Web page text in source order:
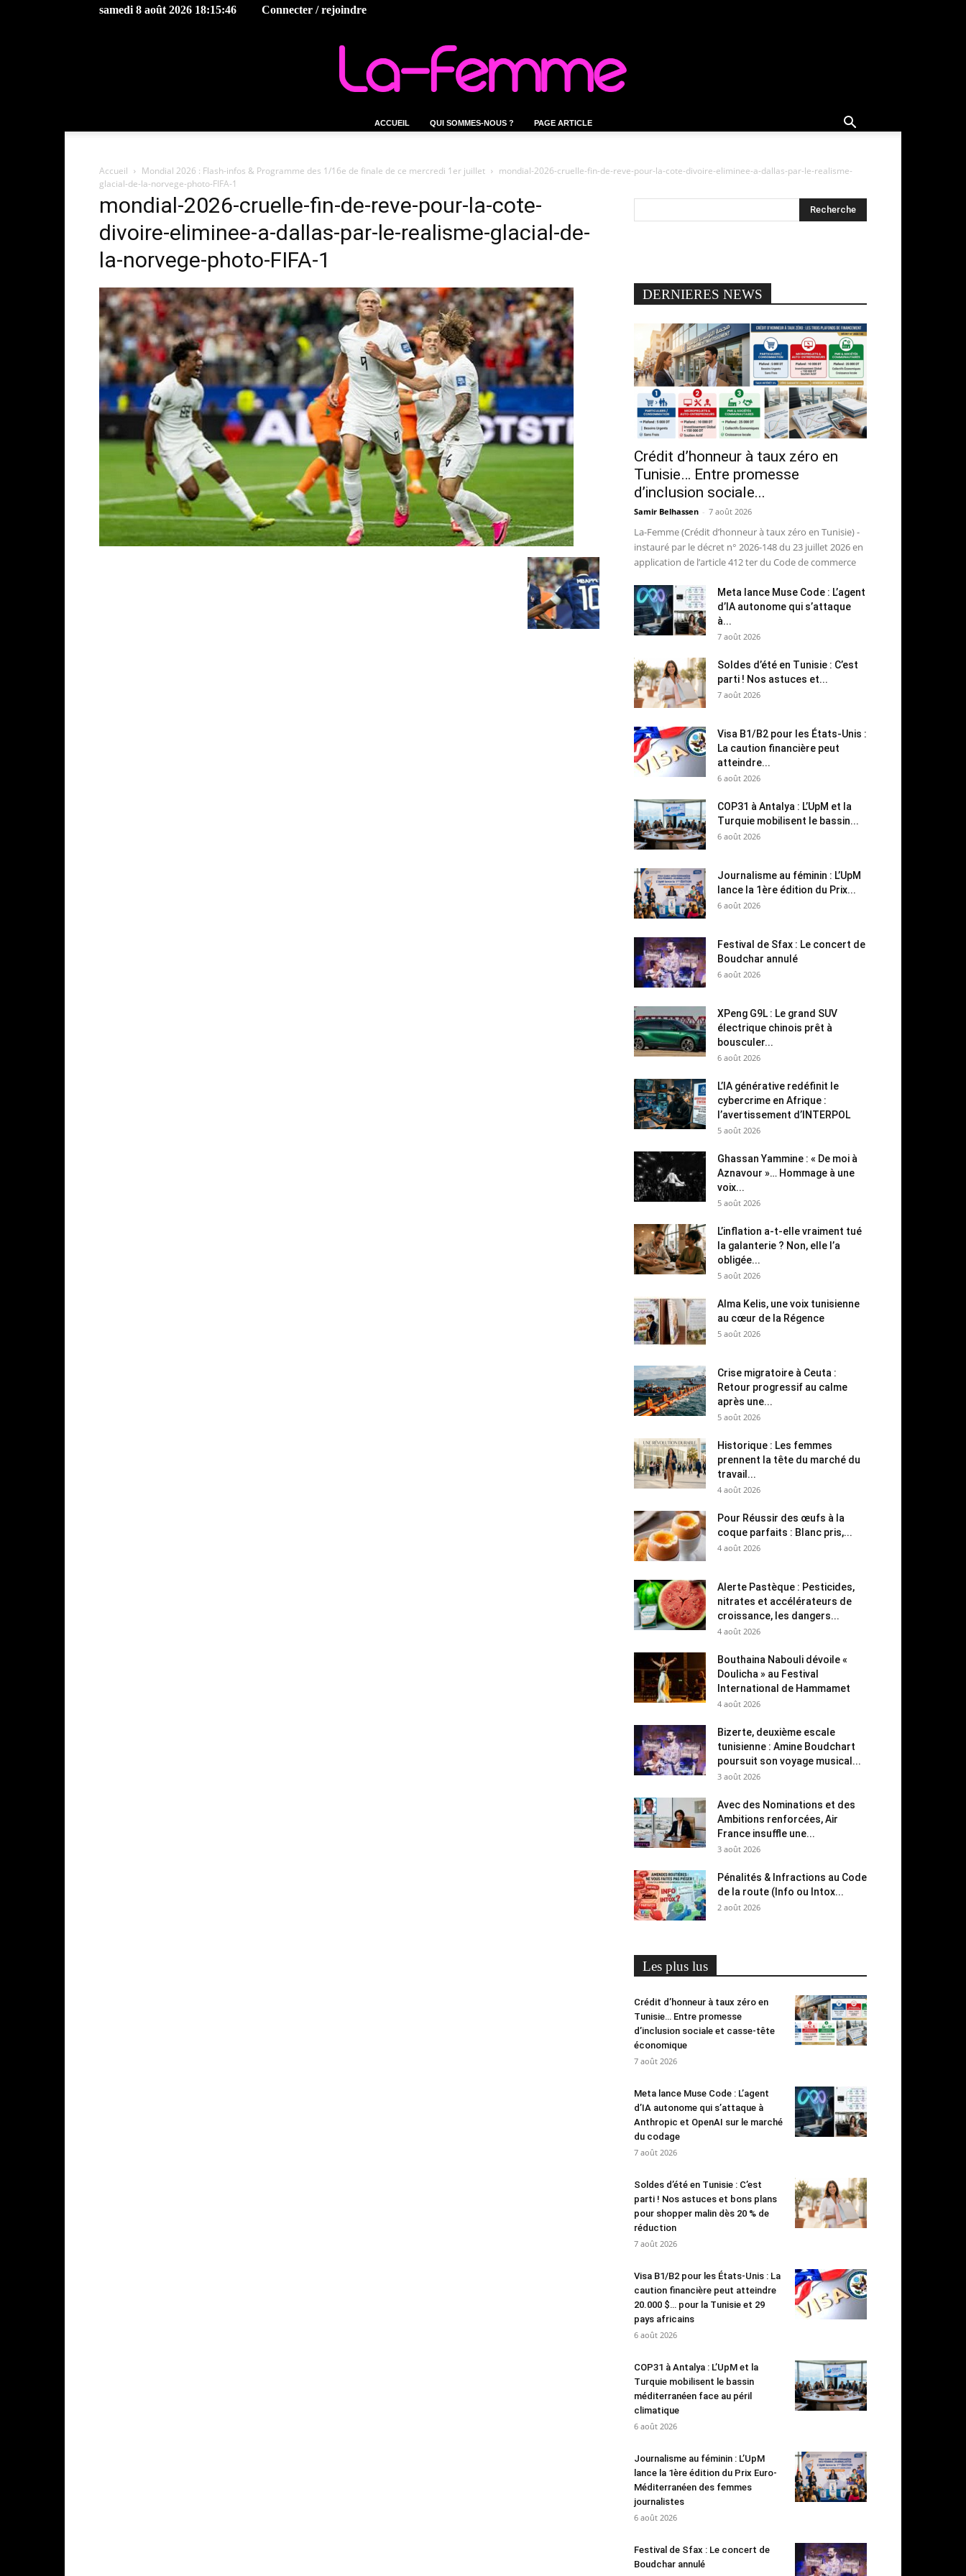
samedi 8 août 2026 18:15:46 Connecter / rejoindre
femme.tn
ACCUEIL QUI SOMMES-NOUS ? PAGE ARTICLE
Accueil Mondial 2026 : Flash-infos & Programme des 1/16e de finale de ce mercredi 1er juillet
mondial-2026-cruelle-fin-de-reve-pour-la-cote-divoire-eliminee-a-dallas-par-le-realisme-
glacial-de-la-norvege-photo-FIFA-1
mondial-2026-cruelle-fin-de-reve-pour-la-cote-
divoire-eliminee-a-dallas-par-le-realisme-glacial-de-
la-norvege-photo-FIFA-1
DERNIERES NEWS
Crédit d’honneur à taux zéro en
Tunisie… Entre promesse
d’inclusion sociale...
Samir Belhassen - 7 août 2026
La-Femme (Crédit d’honneur à taux zéro en Tunisie) -
instauré par le décret n° 2026-148 du 23 juillet 2026 en
application de l’article 412 ter du Code de commerce
Meta lance Muse Code : L’agent
d’IA autonome qui s’attaque
à...
7 août 2026
Soldes d’été en Tunisie : C’est
parti ! Nos astuces et...
7 août 2026
Visa B1/B2 pour les États-Unis :
La caution financière peut
atteindre...
6 août 2026
COP31 à Antalya : L’UpM et la
Turquie mobilisent le bassin...
6 août 2026
Journalisme au féminin : L’UpM
lance la 1ère édition du Prix...
6 août 2026
Festival de Sfax : Le concert de
Boudchar annulé
6 août 2026
XPeng G9L : Le grand SUV
électrique chinois prêt à
bousculer...
6 août 2026
L’IA générative redéfinit le
cybercrime en Afrique :
l’avertissement d’INTERPOL
5 août 2026
Ghassan Yammine : « De moi à
Aznavour »… Hommage à une
voix...
5 août 2026
L’inflation a-t-elle vraiment tué
la galanterie ? Non, elle l’a
obligée...
5 août 2026
Alma Kelis, une voix tunisienne
au cœur de la Régence
5 août 2026
Crise migratoire à Ceuta :
Retour progressif au calme
après une...
5 août 2026
Historique : Les femmes
prennent la tête du marché du
travail...
4 août 2026
Pour Réussir des œufs à la
coque parfaits : Blanc pris,...
4 août 2026
Alerte Pastèque : Pesticides,
nitrates et accélérateurs de
croissance, les dangers...
4 août 2026
Bouthaina Nabouli dévoile «
Doulicha » au Festival
International de Hammamet
4 août 2026
Bizerte, deuxième escale
tunisienne : Amine Boudchart
poursuit son voyage musical...
3 août 2026
Avec des Nominations et des
Ambitions renforcées, Air
France insuffle une...
3 août 2026
Pénalités & Infractions au Code
de la route (Info ou Intox...
2 août 2026
Les plus lus
Crédit d’honneur à taux zéro en
Tunisie… Entre promesse
d’inclusion sociale et casse-tête
économique
7 août 2026
Meta lance Muse Code : L’agent
d’IA autonome qui s’attaque à
Anthropic et OpenAI sur le marché
du codage
7 août 2026
Soldes d’été en Tunisie : C’est
parti ! Nos astuces et bons plans
pour shopper malin dès 20 % de
réduction
7 août 2026
Visa B1/B2 pour les États-Unis : La
caution financière peut atteindre
20.000 $… pour la Tunisie et 29
pays africains
6 août 2026
COP31 à Antalya : L’UpM et la
Turquie mobilisent le bassin
méditerranéen face au péril
climatique
6 août 2026
Journalisme au féminin : L’UpM
lance la 1ère édition du Prix Euro-
Méditerranéen des femmes
journalistes
6 août 2026
Festival de Sfax : Le concert de
Boudchar annulé